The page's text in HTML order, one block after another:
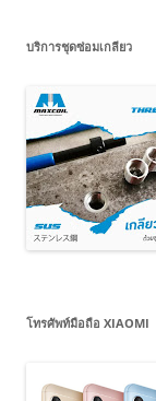
บริการชุดซ่อมเกลียว
โทรศัพท์มือถือ XIAOMI